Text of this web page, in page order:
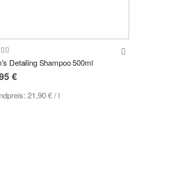
Detailing Shampoo 500ml
€
21,90 €/ l